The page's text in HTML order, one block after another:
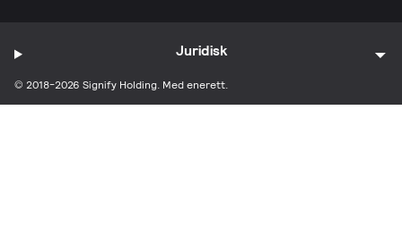
© 2018-2026 Signify Holding. Med enerett.
Juridisk